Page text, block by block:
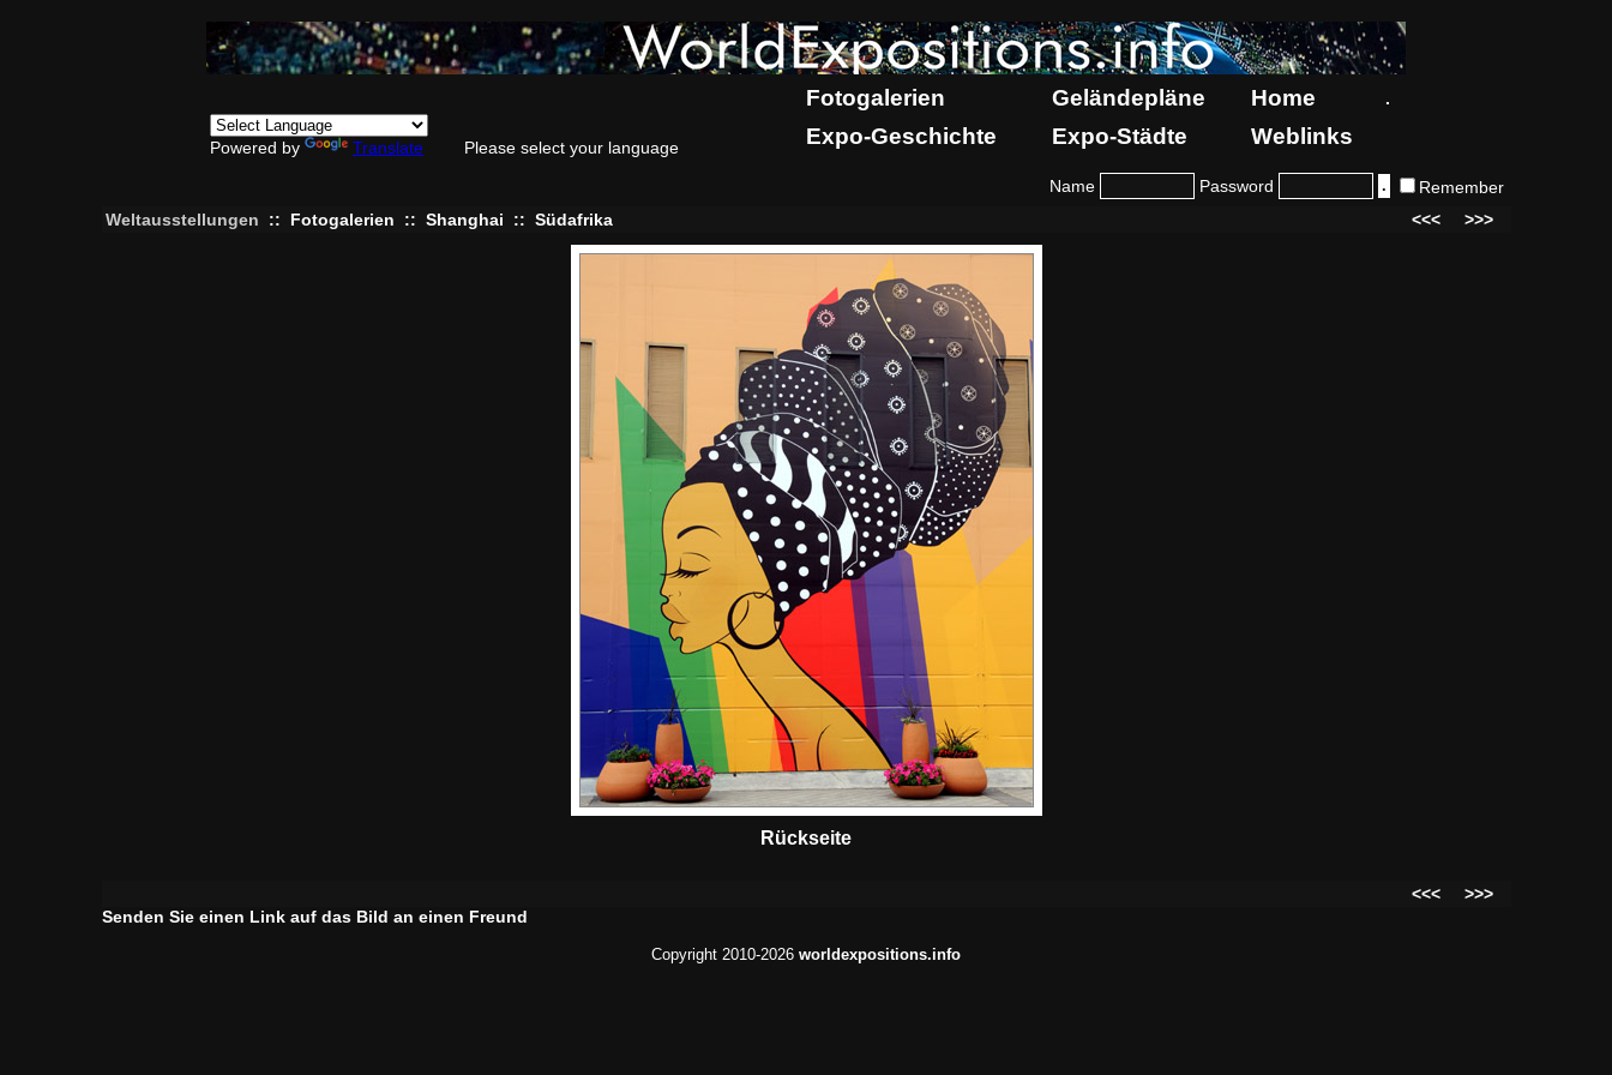
Powered by Translate Please select your language
Fotogalerien Geländepläne Home .
Expo-Geschichte Expo-Städte Weblinks
Name Password
Remember
Weltausstellungen
:: Fotogalerien :: Shanghai :: Südafrika <<< >>>
Rückseite
<<<
>>>
Senden Sie einen Link auf das Bild an einen Freund
Copyright 2010-2026 worldexpositions.info